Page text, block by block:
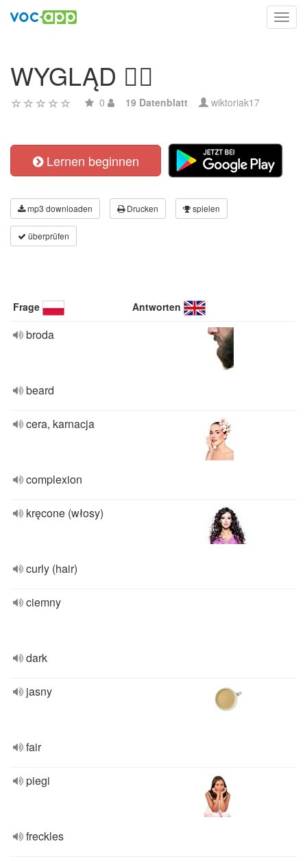
WYGLĄD 🙆‍♀️
0 19 Datenblatt wiktoriak17
Lernen beginnen
mp3 downloaden Drucken spielen
überprüfen
Frage Antworten
broda
beard
cera, karnacja
complexion
kręcone (włosy)
curly (hair)
ciemny
dark
jasny
fair
piegi
freckles